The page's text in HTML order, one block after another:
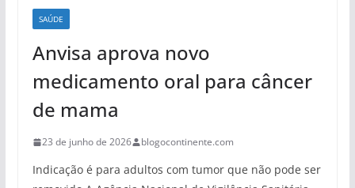
SAÚDE
Anvisa aprova novo
medicamento oral para câncer
de mama
23 de junho de 2026 blogocontinente.com
Indicação é para adultos com tumor que não pode ser